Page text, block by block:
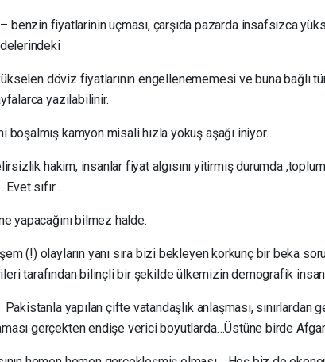
benzin fiyatlarinin uçması, çarşıda pazarda insafsızca
döviz fiyatlarının engellenememesi ve buna bağlı
yazılabilinir.
boşalmış kamyon misali hızla yokuş aşağı iniyor…
hakim, insanlar fiyat algısını yitirmiş durumda
Evet sıfır .
yapacağını bilmez halde.
(!) olayların yanı sıra bizi bekleyen korkunç bir beka
tarafından bilinçli bir şekilde ülkemizin demografik insan
yapılan çifte vatandaşlık anlaşması, sınırlardan
gerçekten endişe verici boyutlarda…Üstüne birde